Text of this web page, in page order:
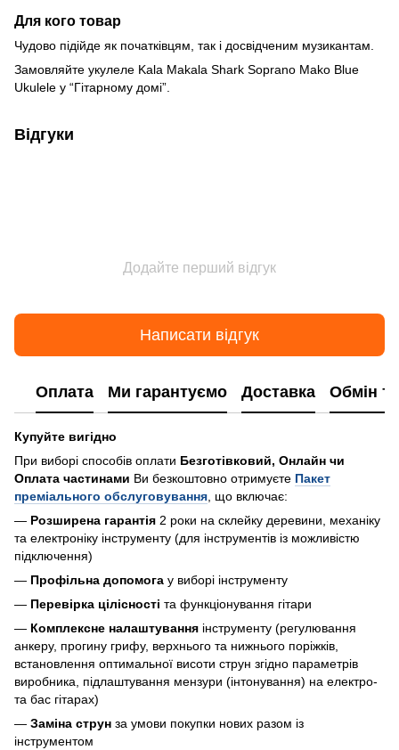
Для кого товар
Чудово підійде як початківцям, так і досвідченим музикантам.
Замовляйте укулеле Kala Makala Shark Soprano Mako Blue
Ukulele у “Гітарному домі”.
Відгуки
Додайте перший відгук
Написати відгук
Оплата Ми гарантуємо Доставка Обмін
Купуйте вигідно
При виборі способів оплати Безготівковий, Онлайн чи
Оплата частинами Ви безкоштовно отримуєте Пакет
преміального обслуговування, що включає:
— Розширена гарантія 2 роки на склейку деревини, механіку
та електроніку інструменту (для інструментів із можливістю
підключення)
— Профільна допомога у виборі інструменту
— Перевірка цілісності та функціонування гітари
— Комплексне налаштування інструменту (регулювання
анкеру, прогину грифу, верхнього та нижнього поріжків,
встановлення оптимальної висоти струн згідно параметрів
виробника, підлаштування мензури (інтонування) на електро-
та бас гітарах)
— Заміна струн за умови покупки нових разом із
інструментом